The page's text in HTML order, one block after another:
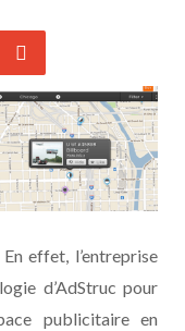
effet, l’entreprise
d’AdStruc pour
publicitaire en